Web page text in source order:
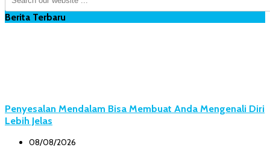
Berita Terbaru
Penyesalan Mendalam Bisa Membuat Anda Mengenali Diri
Lebih Jelas
08/08/2026